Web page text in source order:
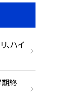
ハイ
終